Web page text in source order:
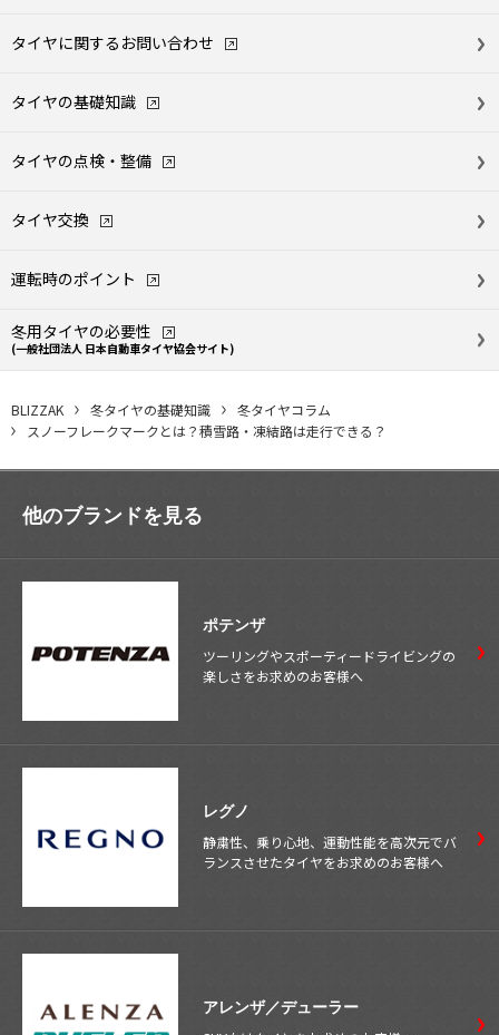
タイヤに関する お問い合わせ
タイヤの基礎知識
タイヤの点検・整備
タイヤ交換
運転時のポイント
冬用タイヤの必要性
(一般社団法人 日本自動車タイヤ協会サイト)
BLIZZAK 冬タイヤの基礎知識
冬タイヤコラム
スノーフレークマークとは？積雪路・凍結路は走行できる？
他のブランドを見る
ポテンザ
ツーリングやスポーティードライビングの
楽しさをお求めのお客様へ
レグノ
静粛性、乗り心地、運動性能を高次元でバ
ランスさせたタイヤをお求めのお客様へ
アレンザ／デューラー